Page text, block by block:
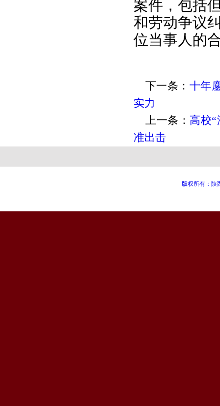
案件，包括
和劳动争议
位当事人的
下一条： 十年
实力
上一条： 高校
准出击
版权所有：陕